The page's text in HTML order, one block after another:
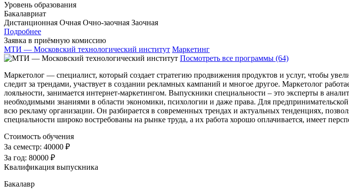
Уровень образования
Бакалавриат
Дистанционная Очная Очно-заочная Заочная
Подробнее
Заявка в приёмную комиссию
МТИ — Московский технологический институт Маркетинг
Посмотреть все программы (64)
Маркетолог — специалист, который создает стратегию продвижения продуктов и услуг, чтобы
следит за трендами, участвует в создании рекламных кампаний и многое другое. Маркетолог
лояльности, занимается интернет-маркетингом. Выпускники специальности – это эксперты в
необходимыми знаниями в области экономики, психологии и даже права. Для
всю рекламу организации. Он разбирается в современных трендах и актуальных тенденциях,
специальности широко востребованы на рынке труда, а их работа хорошо оплачивается, имеет
Стоимость обучения
За семестр: 40000 ₽
За год: 80000 ₽
Квалификация выпускника
Бакалавр